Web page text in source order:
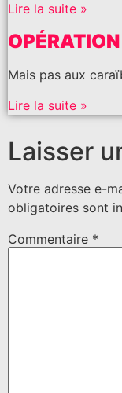
Lire la suite »
Mais pas aux
Lire la suite »
Laisser
Votre adresse e-
obligatoires sont
Commentaire *